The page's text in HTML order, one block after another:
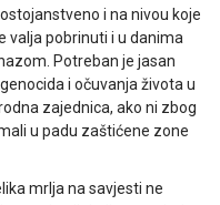
i na nivou koje
valja pobrinuti i u danima
Potreban je jasan
i očuvanja života u
zajednica, ako ni zbog
u padu zaštićene zone
mrlja na savjesti ne